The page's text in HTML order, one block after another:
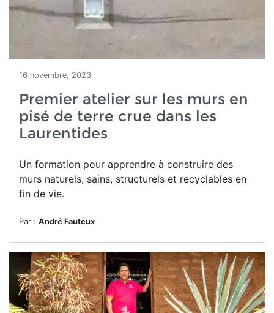
16 novembre, 2023
Premier atelier sur les murs en
pisé de terre crue dans les
Laurentides
Un formation pour apprendre à construire des
murs naturels, sains, structurels et recyclables en
fin de vie.
Par : André Fauteux